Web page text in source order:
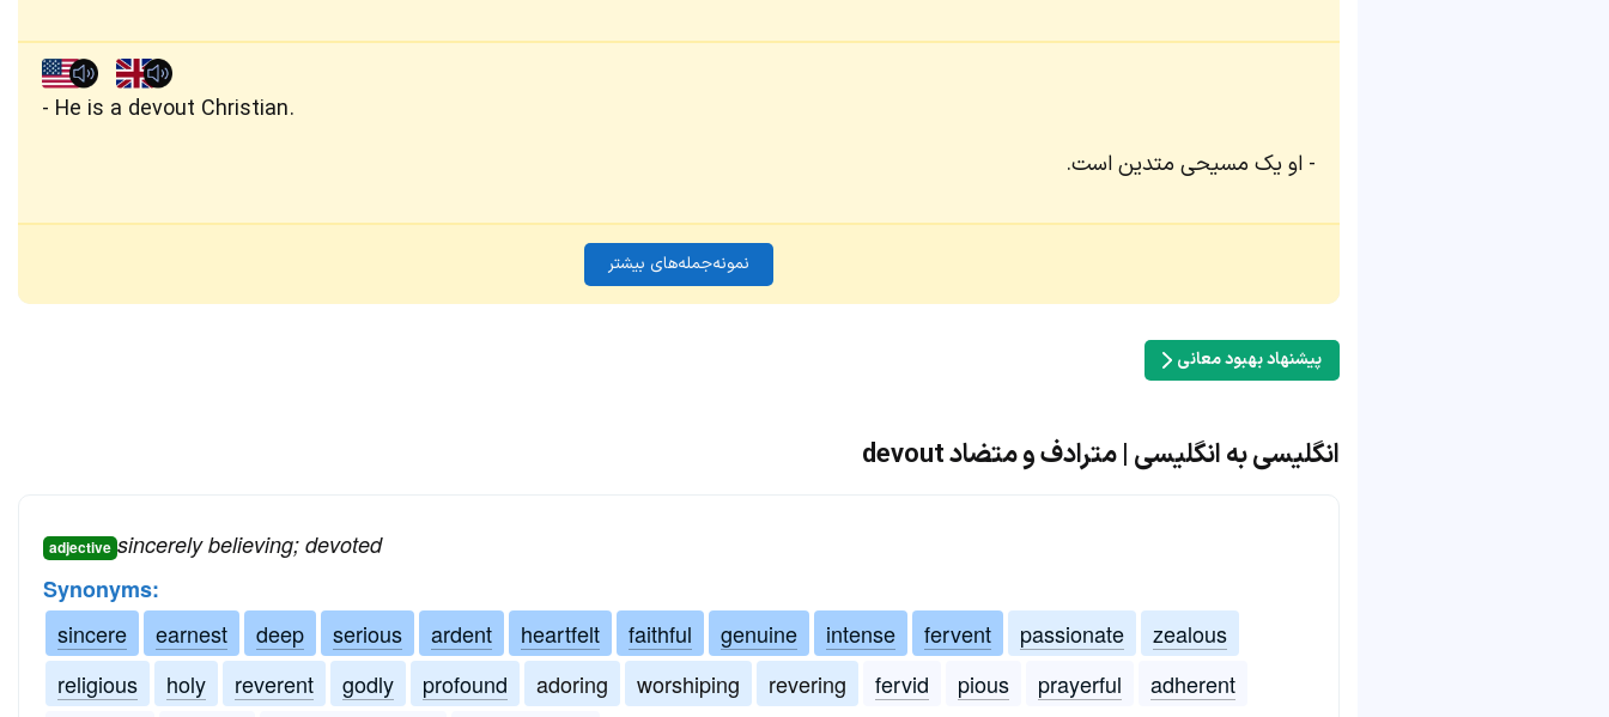
He is a devout Christian.
او یک مسیحی متدین است.
نمونه‌جمله‌های بیشتر
پیشنهاد بهبود معانی
انگلیسی به انگلیسی | مترادف و متضاد devout
adjective sincerely believing; devoted
Synonyms:
sincere
earnest deep serious ardent heartfelt faithful genuine intense fervent passionate
zealous
religious
holy reverent godly profound adoring worshiping revering fervid pious prayerful
adherent